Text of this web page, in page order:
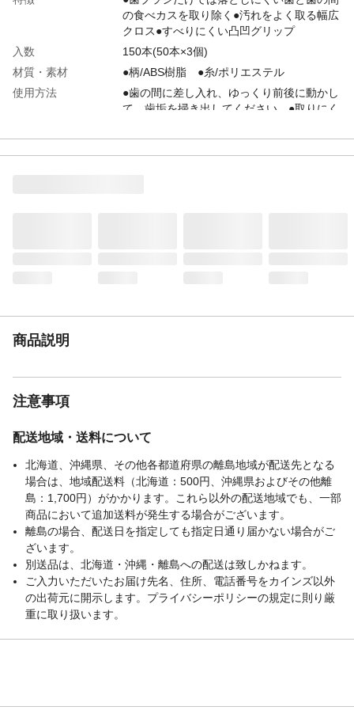
の食べカスを取り除く●汚れをよく取る幅広
クロス●すべりにくい凸凹グリップ
入数
150本(50本×3個)
材質・素材
●柄/ABS樹脂 ●糸/ポリエステル
使用方法
●歯の間に差し入れ、ゆっくり前後に動かし
て、歯垢を掃き出してください。●取りにく
ださい。
商品説明
注意事項
配送地域・送料について
北海道、沖縄県、その他各都道府県の離島地域が配送先となる
場合は、地域配送料（北海道：500円、沖縄県およびその他離
島：1,700円）がかかります。これら以外の配送地域でも、一部
商品において追加送料が発生する場合がございます。
離島の場合、配送日を指定しても指定日通り届かない場合がご
ざいます。
別送品は、北海道・沖縄・離島への配送は致しかねます。
ご入力いただいたお届け先名、住所、電話番号をカインズ以外
の出荷元に開示します。プライバシーポリシーの規定に則り厳
重に取り扱います。